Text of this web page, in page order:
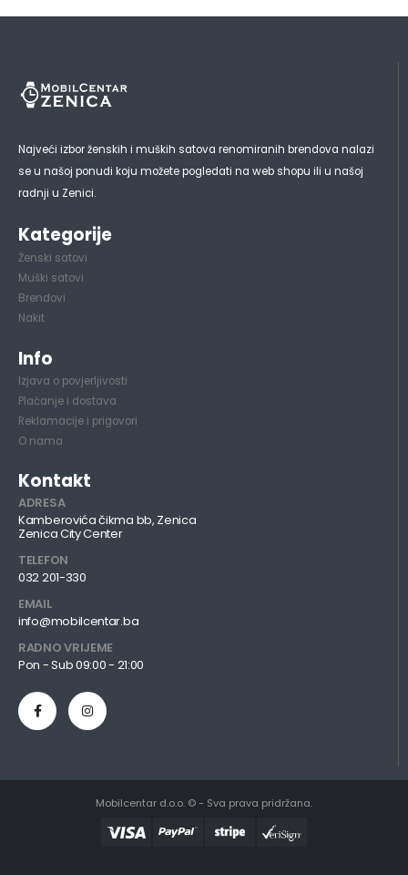
Najveći izbor ženskih i muških satova renomiranih brendova nalazi
se u našoj ponudi koju možete pogledati na web shopu ili u našoj
radnji u Zenici.
Kategorije
Ženski satovi
Muški satovi
Brendovi
Nakit
Info
Izjava o povjerljivosti
Plaćanje i dostava
Reklamacije i prigovori
O nama
Kontakt
ADRESA
Kamberovića čikma bb, Zenica
Zenica City Center
TELEFON
032 201-330
EMAIL
info@mobilcentar.ba
RADNO VRIJEME
Pon - Sub 09:00 - 21:00
Mobilcentar d.o.o. © - Sva prava pridržana.